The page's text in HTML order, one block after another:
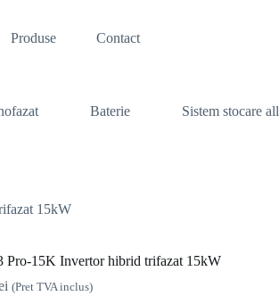
Produse Contact
Baterie Sistem stocare
15kW
Pro-15K Invertor hibrid trifazat 15kW
(Pret TVA inclus)